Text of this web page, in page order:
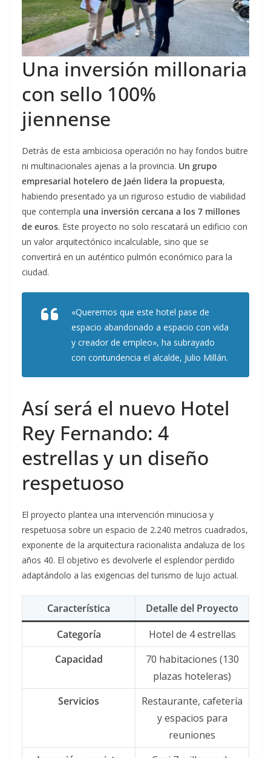
Una inversión millonaria
con sello 100%
jiennense
Detrás de esta ambiciosa operación no hay fondos buitre
ni multinacionales ajenas a la provincia. Un grupo
empresarial hotelero de Jaén lidera la propuesta,
habiendo presentado ya un riguroso estudio de viabilidad
que contempla una inversión cercana a los 7 millones
de euros. Este proyecto no solo rescatará un edificio con
un valor arquitectónico incalculable, sino que se
convertirá en un auténtico pulmón económico para la
ciudad.
«Queremos que este hotel pase de
espacio abandonado a espacio con vida
y creador de empleo», ha subrayado
con contundencia el alcalde, Julio Millán.
Así será el nuevo Hotel
Rey Fernando: 4
estrellas y un diseño
respetuoso
El proyecto plantea una intervención minuciosa y
respetuosa sobre un espacio de 2.240 metros cuadrados,
exponente de la arquitectura racionalista andaluza de los
años 40. El objetivo es devolverle el esplendor perdido
adaptándolo a las exigencias del turismo de lujo actual.
Característica
Detalle del Proyecto
Categoría
Hotel de 4 estrellas
Capacidad
70 habitaciones (130
plazas hoteleras)
Servicios
Restaurante, cafetería
y espacios para
reuniones